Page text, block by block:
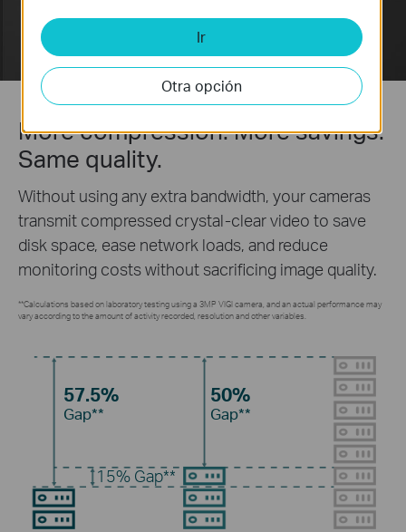
More compression. More savings.
Same quality.
Without using any extra bandwidth, your cameras
transmit compressed crystal-clear video to save
disk space, ease network loads, and reduce
monitoring costs without sacrificing image quality.
**Calculations based on laboratory testing using a 3MP VIGI camera, and an actual performance may
vary according to the amount of activity recorded, resolution and other variables.
57.5%
Gap**
50%
Gap**
15% Gap**
Ir
Otra opción